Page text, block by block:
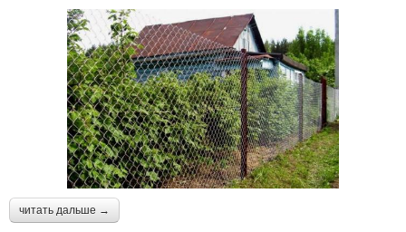
читать дальше →